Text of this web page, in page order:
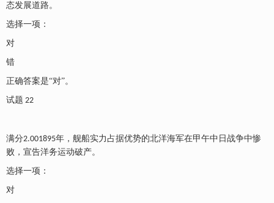
态发展道路。
选择一项：
对
错
正确答案是“对”。
试题 22
满分2.001895年，舰船实力占据优势的北洋海军在甲午中日战争中惨
败，宣告洋务运动破产。
选择一项：
对